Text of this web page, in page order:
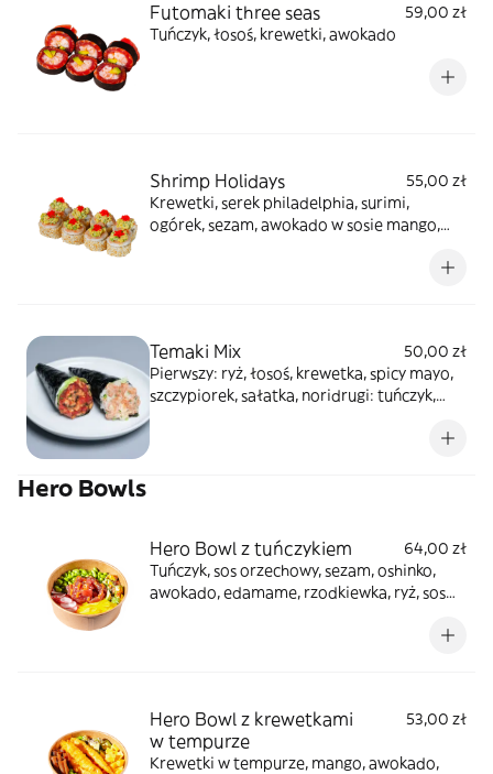
Futomaki three seas
59,00 zł
Tuńczyk, łosoś, krewetki, awokado
Shrimp Holidays
55,00 zł
Krewetki, serek philadelphia, surimi,
ogórek, sezam, awokado w sosie mango,
Temaki Mix
50,00 zł
Pierwszy: ryż, łosoś, krewetka, spicy mayo,
szczypiorek, sałatka, noridrugi: tuńczyk,
Hero Bowls
Hero Bowl z tuńczykiem
64,00 zł
Tuńczyk, sos orzechowy, sezam, oshinko,
awokado, edamame, rzodkiewka, ryż, sos
Hero Bowl z krewetkami
w tempurze
53,00 zł
Krewetki w tempurze, mango, awokado,